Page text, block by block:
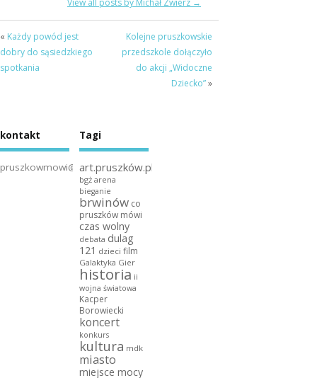
« Każdy powód jest
dobry do sąsiedzkiego
spotkania
Kolejne pruszkowskie
przedszkole dołączyło
do akcji „Widoczne
Dziecko”»
kontakt
pruszkowmowi@gmail.com
Tagi
art.pruszków.pl
bgż arena
bieganie
brwinów co
pruszków mówi
czas wolny
debata dulag
121 dzieci film
Galaktyka Gier
historia ii
wojna światowa
Kacper
Borowiecki
koncert
konkurs
kultura mdk
miasto
miejsce mocy